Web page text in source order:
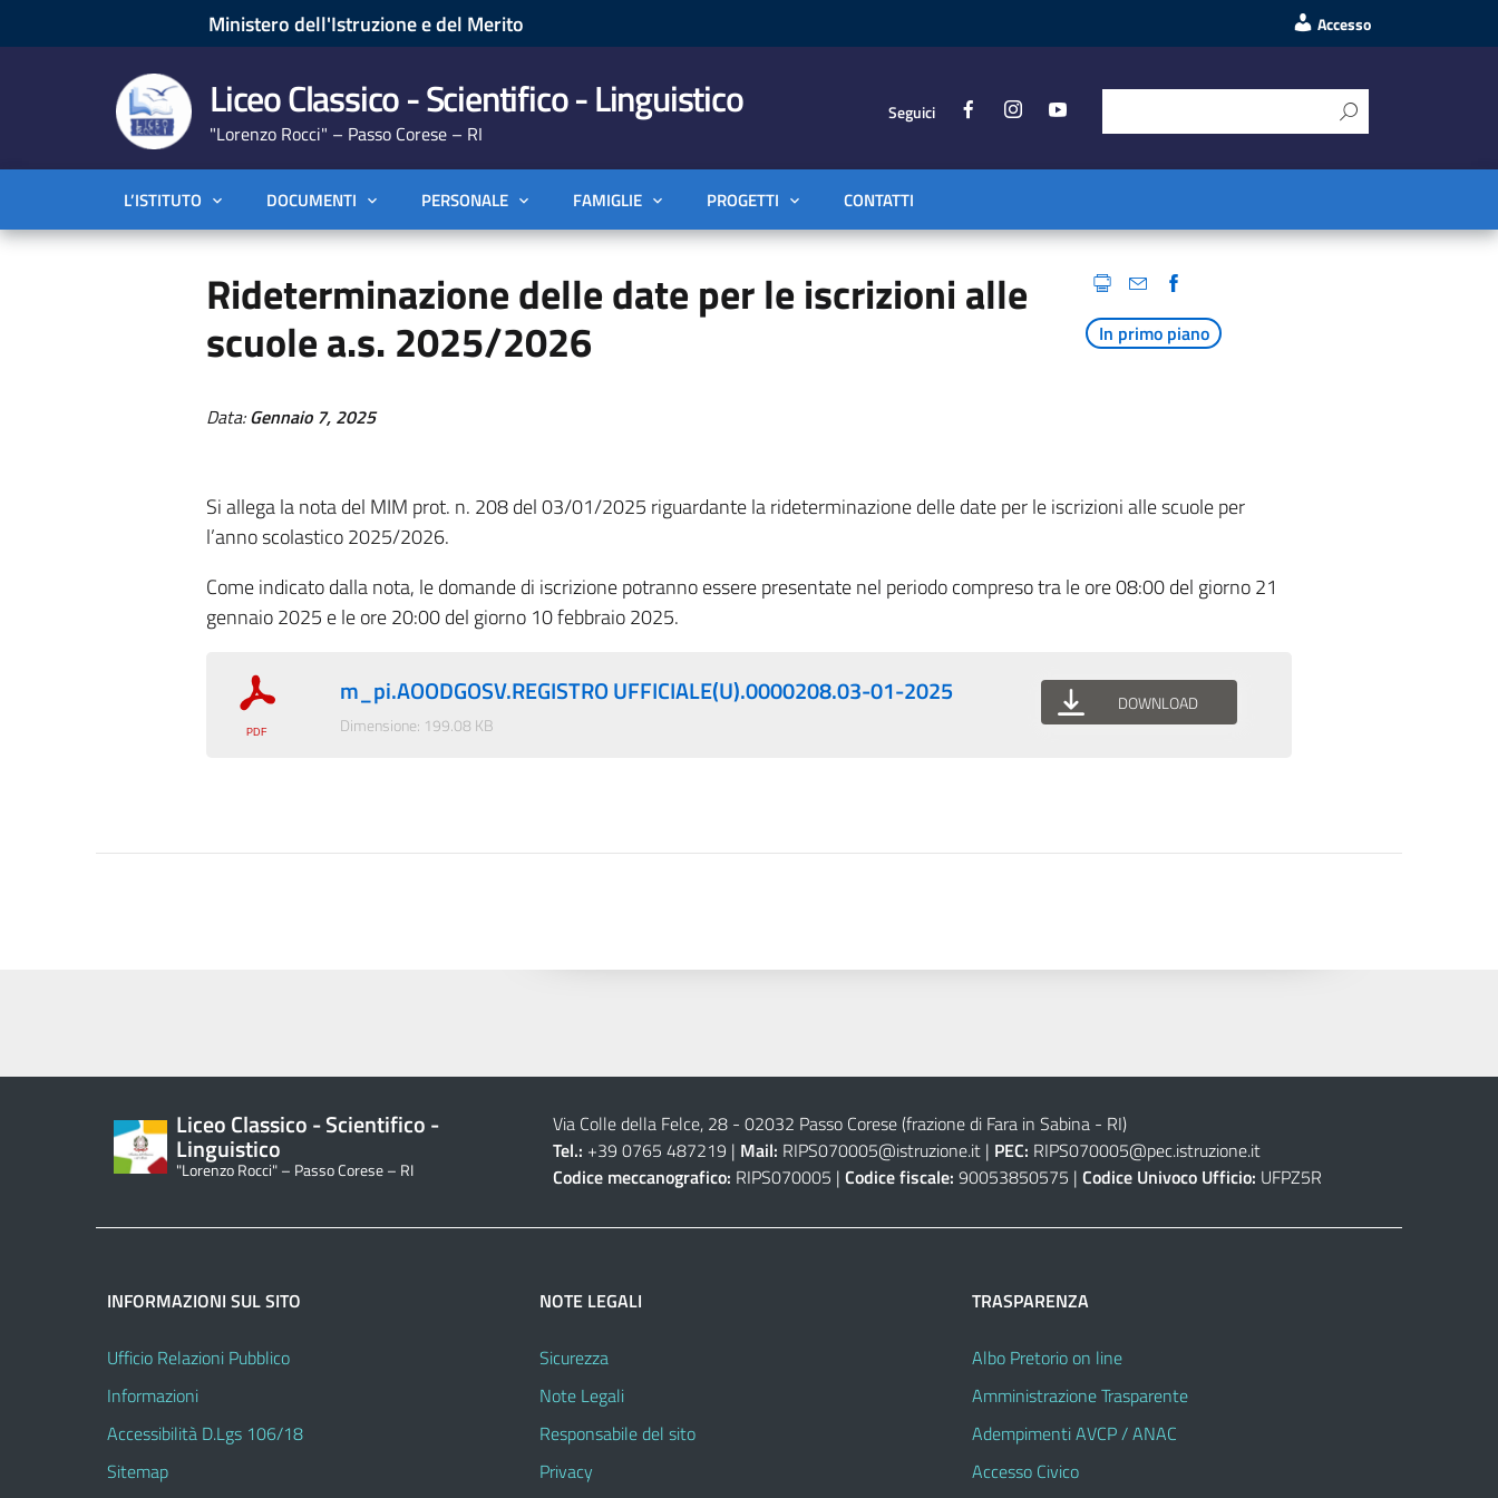
Ministero dell'Istruzione e del Merito Accesso
Liceo Classico - Scientifico - Linguistico
"Lorenzo Rocci" – Passo Corese – RI
Seguici
L’ISTITUTO DOCUMENTI PERSONALE FAMIGLIE PROGETTI CONTATTI
Rideterminazione delle date per le iscrizioni alle
scuole a.s. 2025/2026 In primo piano
Data:Gennaio 7, 2025
Si allega la nota del MIM prot. n. 208 del 03/01/2025 riguardante la rideterminazione delle date per le iscrizioni alle scuole per
l’anno scolastico 2025/2026.
Come indicato dalla nota, le domande di iscrizione potranno essere presentate nel periodo compreso tra le ore 08:00 del giorno 21
gennaio 2025 e le ore 20:00 del giorno 10 febbraio 2025.
m_pi.AOODGOSV.REGISTRO UFFICIALE(U).0000208.03-01-2025
Dimensione: 199.08 KB
DOWNLOAD
Liceo Classico - Scientifico -
Linguistico
"Lorenzo Rocci" – Passo Corese – RI
Via Colle della Felce, 28 - 02032 Passo Corese (frazione di Fara in Sabina - RI)
Tel.: +39 0765 487219 | Mail: RIPS070005@istruzione.it| PEC: RIPS070005@pec.istruzione.it
Codice meccanografico: RIPS070005 | Codice fiscale: 90053850575 | Codice Univoco Ufficio: UFPZ5R
INFORMAZIONI SUL SITO
Ufficio Relazioni Pubblico
Informazioni
Accessibilità D.Lgs 106/18
Sitemap
NOTE LEGALI
Sicurezza
Note Legali
Responsabile del sito
Privacy
TRASPARENZA
Albo Pretorio on line
Amministrazione Trasparente
Adempimenti AVCP / ANAC
Accesso Civico